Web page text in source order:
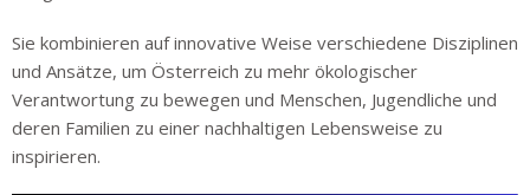
Sie kombinieren auf innovative Weise verschiedene Disziplinen
und Ansätze, um Österreich zu mehr ökologischer
Verantwortung zu bewegen und Menschen, Jugendliche und
deren Familien zu einer nachhaltigen Lebensweise zu
inspirieren.